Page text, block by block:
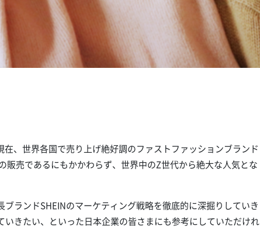
、世界各国で売り上げ絶好調のファストファッションブランド
販売であるにもかかわらず、世界中のZ世代から絶大な人気とな
ランドSHEINのマーケティング戦略を徹底的に深掘りしていき
きたい、といった日本企業の皆さまにも参考にしていただけれ